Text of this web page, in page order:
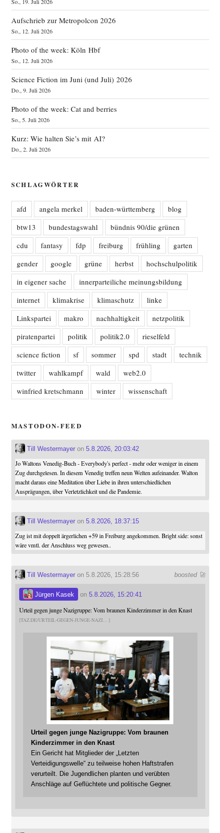
Aufschrieb zur Metropolcon 2026
So., 12. Juli 2026
Photo of the week: Köln Hbf
So., 12. Juli 2026
Science Fiction im Juni (und Juli) 2026
Do., 9. Juli 2026
Photo of the week: Cat and berries
So., 5. Juli 2026
Kurz: Wie halten Sie’s mit AI?
Do., 2. Juli 2026
SCHLAGWÖRTER
afd angela merkel baden-württemberg
blog
btw13
bundestagswahl
bündnis 90/die grünen
cdu
fantasy fdp freiburg frühling
garten
gender
google grüne herbst
hochschulpolitik
in eigener sache
innerparteiliche meinungsbildung
internet
klimakrise klimaschutz
linke
Linkspartei
makro nachhaltigkeit
netzpolitik
piratenpartei
politik politik2.0
rieselfeld
science fiction
sf sommer spd stadt
technik
twitter
wahlkampf wald
web2.0
winfried kretschmann
winter wissenschaft
MASTODON-FEED
Till Westermayeron 5.8.2026, 20:03:42
Jo Waltons Venedig-Buch - Everybody's perfect - mehr oder weniger in einem
Zug durchgelesen. In diesem Venedig treffen neun Welten aufeinander. Walton
macht daraus eine Meditation über Liebe in ihren unterschiedlichen
Ausprägungen, über Verletzlichkeit und die Pandemie.
Till Westermayeron 5.8.2026, 18:37:15
Zug ist mit doppelt ärgerlichen +59 in Freiburg angekommen. Bright side: sonst
wäre vmtl. der Anschluss weg gewesen..
boosted 🚀
Till Westermayeron 5.8.2026, 15:28:56
Jürgen Kasek on 5.8.2026, 15:20:41
Urteil gegen junge Nazigruppe: Vom braunen Kinderzimmer in den Knast
TAZ.DE/URTEIL-GEGEN-JUNGE-NAZI
Urteil gegen junge Nazigruppe: Vom braunen
Kinderzimmer in den Knast
Ein Gericht hat Mitglieder der „Letzten
Verteidigungswelle“ zu teilweise hohen Haftstrafen
verurteilt. Die Jugendlichen planten und verübten
Anschläge auf Geflüchtete und politische Gegner.